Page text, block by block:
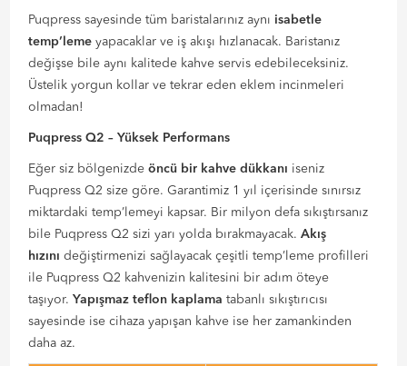
Puqpress sayesinde tüm baristalarınız aynı isabetle
temp’leme yapacaklar ve iş akışı hızlanacak. Baristanız
değişse bile aynı kalitede kahve servis edebileceksiniz.
Üstelik yorgun kollar ve tekrar eden eklem incinmeleri
olmadan!
Puqpress Q2 – Yüksek Performans
Eğer siz bölgenizdeöncü bir kahve dükkanı iseniz
Puqpress Q2 size göre. Garantimiz 1 yıl içerisinde sınırsız
miktardaki temp’lemeyi kapsar. Bir milyon defa sıkıştırsanız
bile Puqpress Q2 sizi yarı yolda bırakmayacak.Akış
hızını değiştirmenizi sağlayacak çeşitli temp’leme profilleri
ile Puqpress Q2 kahvenizin kalitesini bir adım öteye
taşıyor.Yapışmaz teflon kaplama tabanlı sıkıştırıcısı
sayesinde ise cihaza yapışan kahve ise her zamankinden
daha az.